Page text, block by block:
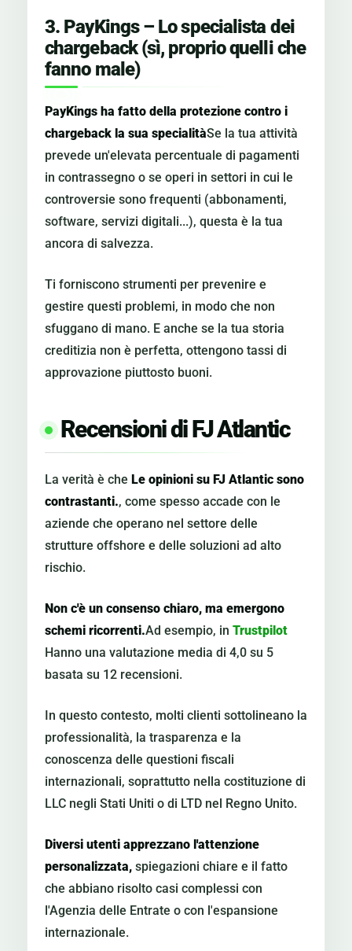
3. PayKings – Lo specialista dei
chargeback (sì, proprio quelli che
fanno male)
PayKings ha fatto della protezione contro i
chargeback la sua specialitàSe la tua attività
prevede un'elevata percentuale di pagamenti
in contrassegno o se operi in settori in cui le
controversie sono frequenti (abbonamenti,
software, servizi digitali...), questa è la tua
ancora di salvezza.
Ti forniscono strumenti per prevenire e
gestire questi problemi, in modo che non
sfuggano di mano. E anche se la tua storia
creditizia non è perfetta, ottengono tassi di
approvazione piuttosto buoni.
Recensioni di FJ Atlantic
La verità è che Le opinioni su FJ Atlantic sono
contrastanti., come spesso accade con le
aziende che operano nel settore delle
strutture offshore e delle soluzioni ad alto
rischio.
Non c'è un consenso chiaro, ma emergono
schemi ricorrenti.Ad esempio, in Trustpilot
Hanno una valutazione media di 4,0 su 5
basata su 12 recensioni.
In questo contesto, molti clienti sottolineano la
professionalità, la trasparenza e la
conoscenza delle questioni fiscali
internazionali, soprattutto nella costituzione di
LLC negli Stati Uniti o di LTD nel Regno Unito.
Diversi utenti apprezzano l'attenzione
personalizzata, spiegazioni chiare e il fatto
che abbiano risolto casi complessi con
l'Agenzia delle Entrate o con l'espansione
internazionale.